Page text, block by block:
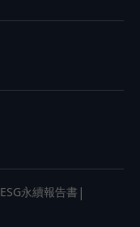
ESG永續報告書 |